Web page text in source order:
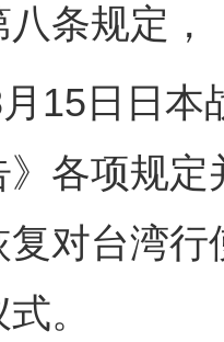
条规定
日日本
》各项规
复对台湾
。